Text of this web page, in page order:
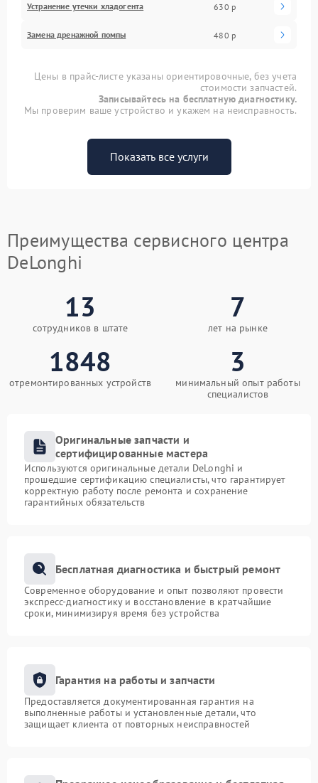
Устранение утечки хладогента 630 р
Замена дренажной помпы 480 р
Цены в прайс-листе указаны ориентировочные, без учета
стоимости запчастей.
Записывайтесь на бесплатную диагностику.
Мы проверим ваше устройство и укажем на неисправность.
Показать все услуги
Преимущества сервисного центра
DeLonghi
13
сотрудников в штате
7
лет на рынке
1848
отремонтированных устройств
3
минимальный опыт работы
специалистов
Оригинальные запчасти и
сертифицированные мастера
Используются оригинальные детали DeLonghi и
прошедшие сертификацию специалисты, что гарантирует
корректную работу после ремонта и сохранение
гарантийных обязательств
Бесплатная диагностика и быстрый ремонт
Современное оборудование и опыт позволяют провести
экспресс-диагностику и восстановление в кратчайшие
сроки, минимизируя время без устройства
Гарантия на работы и запчасти
Предоставляется документированная гарантия на
выполненные работы и установленные детали, что
защищает клиента от повторных неисправностей